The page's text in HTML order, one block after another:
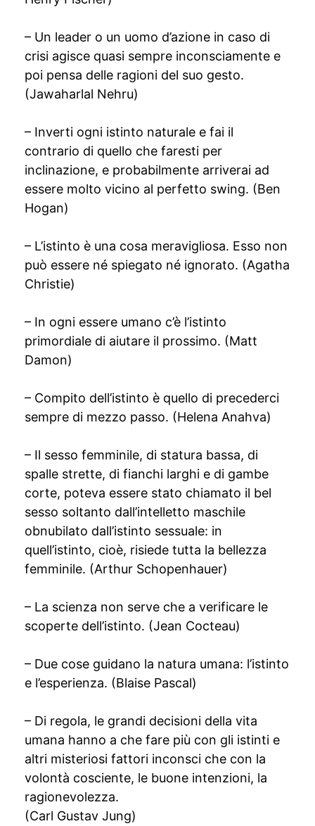
– Un leader o un uomo d’azione in caso di
crisi agisce quasi sempre inconsciamente e
poi pensa delle ragioni del suo gesto.
(Jawaharlal Nehru)
– Inverti ogni istinto naturale e fai il
contrario di quello che faresti per
inclinazione, e probabilmente arriverai ad
essere molto vicino al perfetto swing. (Ben
Hogan)
– L’istinto è una cosa meravigliosa. Esso non
può essere né spiegato né ignorato. (Agatha
Christie)
– In ogni essere umano c’è l’istinto
primordiale di aiutare il prossimo. (Matt
Damon)
– Compito dell’istinto è quello di precederci
sempre di mezzo passo. (Helena Anahva)
– Il sesso femminile, di statura bassa, di
spalle strette, di fianchi larghi e di gambe
corte, poteva essere stato chiamato il bel
sesso soltanto dall’intelletto maschile
obnubilato dall’istinto sessuale: in
quell’istinto, cioè, risiede tutta la bellezza
femminile. (Arthur Schopenhauer)
– La scienza non serve che a verificare le
scoperte dell’istinto. (Jean Cocteau)
– Due cose guidano la natura umana: l’istinto
e l’esperienza. (Blaise Pascal)
– Di regola, le grandi decisioni della vita
umana hanno a che fare più con gli istinti e
altri misteriosi fattori inconsci che con la
volontà cosciente, le buone intenzioni, la
ragionevolezza.
(Carl Gustav Jung)